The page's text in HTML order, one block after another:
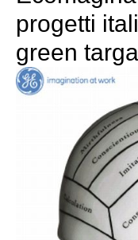
progetti
green